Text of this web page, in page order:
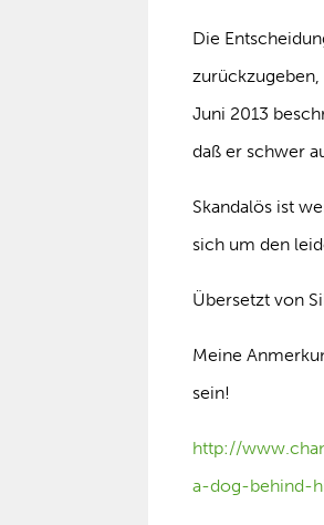
Die
Juni 2013
daß er schwer
Skandalös ist
sich um den
Übersetzt von
Meine
sein!
http://
a-dog-behind-